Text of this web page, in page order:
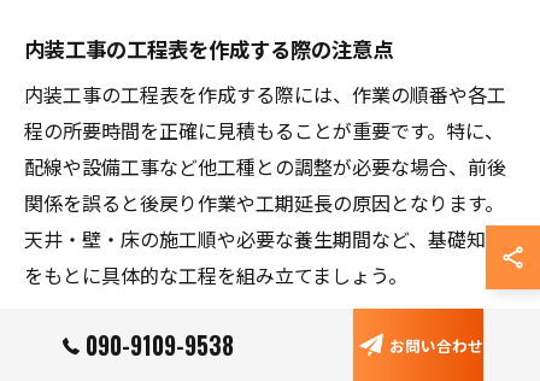
内装工事の工程表を作成する際の注意点
内装工事の工程表を作成する際には、作業の順番や各工
程の所要時間を正確に見積もることが重要です。特に、
配線や設備工事など他工種との調整が必要な場合、前後
関係を誤ると後戻り作業や工期延長の原因となります。
天井・壁・床の施工順や必要な養生期間など、基礎知識
をもとに具体的な工程を組み立てましょう。
をもったスケジュールを設定することも大切です。例え
090-9109-9538 お問い合わせ